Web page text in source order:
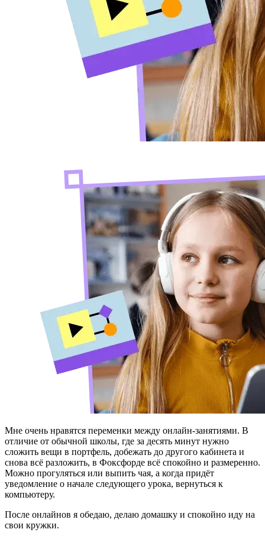
Мне очень нравятся переменки между онлайн-занятиями. В
отличие от обычной школы, где за десять минут нужно
сложить вещи в портфель, добежать до другого кабинета и
снова всё разложить, в Фоксфорде всё спокойно и размеренно.
Можно прогуляться или выпить чая, а когда придёт
уведомление о начале следующего урока, вернуться к
компьютеру.
После онлайнов я обедаю, делаю домашку и спокойно иду на
свои кружки.